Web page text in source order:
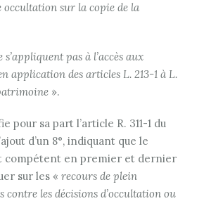
occultation sur la copie de la
pas à l’accès aux
application des articles L. 213-1 à L.
».
pour sa part l’article R. 311-1 du
d’un 8°, indiquant que le
compétent en premier et dernier
sur les « recours de plein
les décisions d’occultation ou